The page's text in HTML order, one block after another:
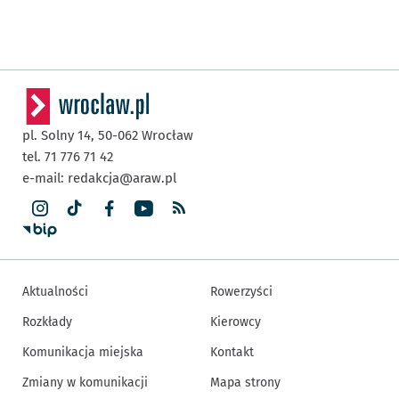
pl. Solny 14, 50-062 Wrocław
tel. 71 776 71 42
e-mail: redakcja@araw.pl
Aktualności
Rozkłady
Komunikacja miejska
Zmiany w komunikacji
Rowerzyści
Kierowcy
Kontakt
Mapa strony